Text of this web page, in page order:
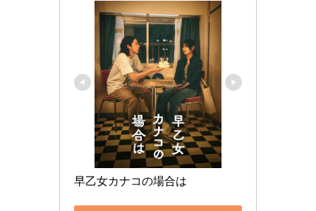
早乙女カナコの場合は